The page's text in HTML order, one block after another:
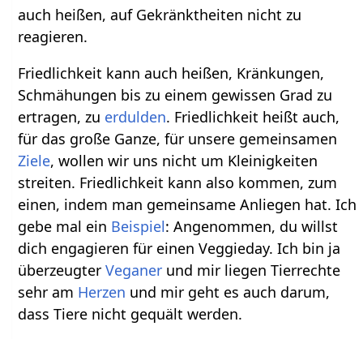
auch heißen, auf Gekränktheiten nicht zu
reagieren.
Friedlichkeit kann auch heißen, Kränkungen,
Schmähungen bis zu einem gewissen Grad zu
ertragen, zu erdulden. Friedlichkeit heißt auch,
für das große Ganze, für unsere gemeinsamen
Ziele, wollen wir uns nicht um Kleinigkeiten
streiten. Friedlichkeit kann also kommen, zum
einen, indem man gemeinsame Anliegen hat. Ich
gebe mal ein Beispiel: Angenommen, du willst
dich engagieren für einen Veggieday. Ich bin ja
überzeugterVeganer und mir liegen Tierrechte
sehr am Herzen und mir geht es auch darum,
dass Tiere nicht gequält werden.